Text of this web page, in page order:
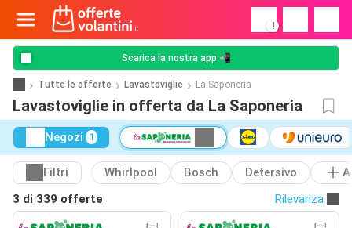
!
Scarica la nostra app 📲
Tutte le offerte Lavastoviglie La Saponeria
Lavastoviglie in offerta da La Saponeria
Negozi 1
Filtri Whirlpool Bosch Detersivo
3 di 339 offerte Rilevanza